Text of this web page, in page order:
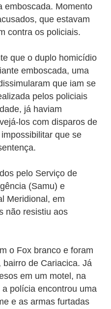
emboscada. Momento
que estavam
contra os policiais.
que o duplo homicídio
emboscada, uma
que iam se
pelos policiais
já haviam
los com disparos de
que se
pelo Serviço de
(Samu) e
Meridional, em
não resistiu aos
o Fox branco e foram
de Cariacica. Já
em um motel, na
polícia encontrou uma
e as armas furtadas